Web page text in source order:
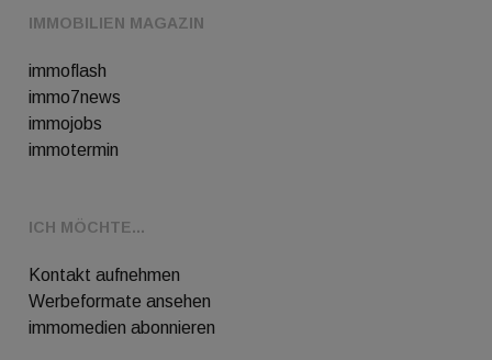
IMMOBILIEN MAGAZIN
immoflash
immo7news
immojobs
immotermin
ICH MÖCHTE...
Kontakt aufnehmen
Werbeformate ansehen
immomedien abonnieren